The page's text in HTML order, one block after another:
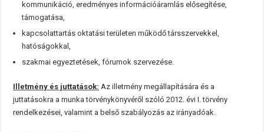
kommunikáció, eredményes információáramlás elősegítése,
támogatása,
kapcsolattartás oktatási területen működő társszervekkel,
hatóságokkal,
szakmai egyeztetések, fórumok szervezése.
Illetmény és juttatások: Az illetmény megállapítására és a
juttatásokra a munka törvénykönyvéről szóló 2012. évi I. törvény
rendelkezései, valamint a belső szabályozás az irányadóak.